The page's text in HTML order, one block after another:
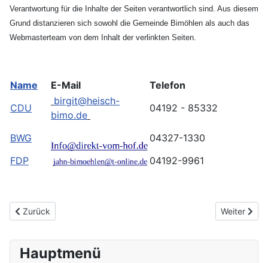
Verantwortung für die Inhalte der Seiten verantwortlich sind. Aus diesem
Grund distanzieren sich sowohl die Gemeinde Bimöhlen als auch das
Webmasterteam von dem Inhalt der verlinkten Seiten.
Name E-Mail
Telefon
CDU
birgit@heisch-
bimo.de
04192 - 85332
BWG
04327-1330
FDP
04192-9961
Vorheriger Beitrag: Die Gemeindevertretung
Zurück Nächster
Weiter
Hauptmenü